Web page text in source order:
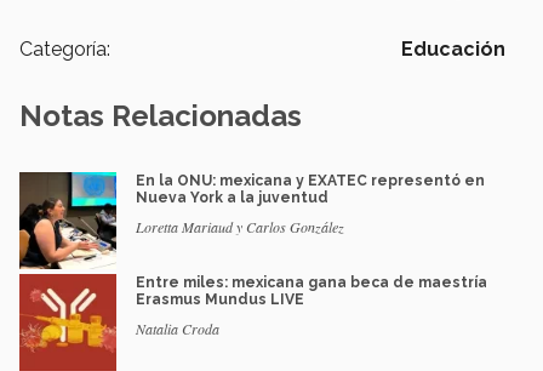
Categoría: Educación
Notas Relacionadas
En la ONU: mexicana y EXATEC representó en
Nueva York a la juventud
Loretta Mariaud y Carlos González
Entre miles: mexicana gana beca de maestría
Erasmus Mundus LIVE
Natalia Croda